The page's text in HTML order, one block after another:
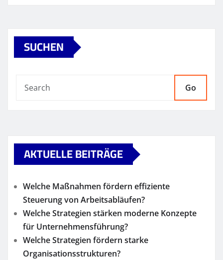
SUCHEN
Go
AKTUELLE BEITRÄGE
Welche Maßnahmen fördern effiziente
Steuerung von Arbeitsabläufen?
Welche Strategien stärken moderne Konzepte
für Unternehmensführung?
Welche Strategien fördern starke
Organisationsstrukturen?